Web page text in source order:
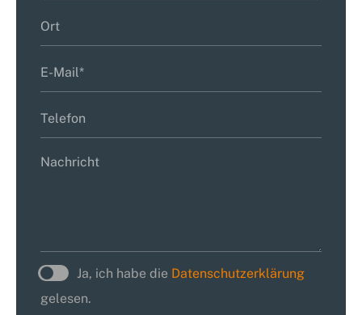
Ja, ich habe die Datenschutzerklärung
gelesen.